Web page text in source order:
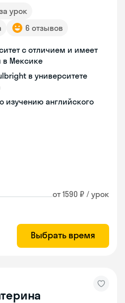
урок
6 отзывов
с отличием и имеет
в Мексике
в университете
изучению английского
от 1590 ₽ / урок
Выбрать время